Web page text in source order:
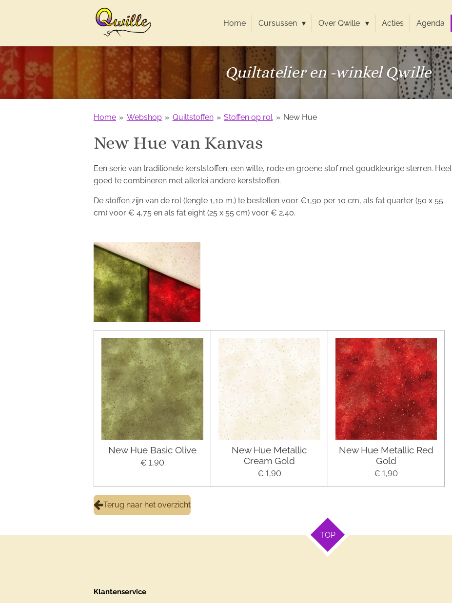
de
hoofdinhoud
Home Cursussen Over Qwille Acties Agenda
Quiltatelier en -winkel Qwille
Home » Webshop » Quiltstoffen » Stoffen op rol » New Hue
New Hue van Kanvas
Een serie van traditionele kerststoffen; een witte, rode en groene stof met goudkleurige sterren. Heel
goed te combineren met allerlei andere kerststoffen.
De stoffen zijn van de rol (lengte 1,10 m.) te bestellen voor €1,90 per 10 cm, als fat quarter (50 x 55
cm) voor € 4,75 en als fat eight (25 x 55 cm) voor € 2,40.
New Hue Basic Olive
€ 1,90
New Hue Metallic
Cream Gold
€ 1,90
New Hue Metallic Red
Gold
€ 1,90
Terug naar het overzicht
TOP
Klantenservice